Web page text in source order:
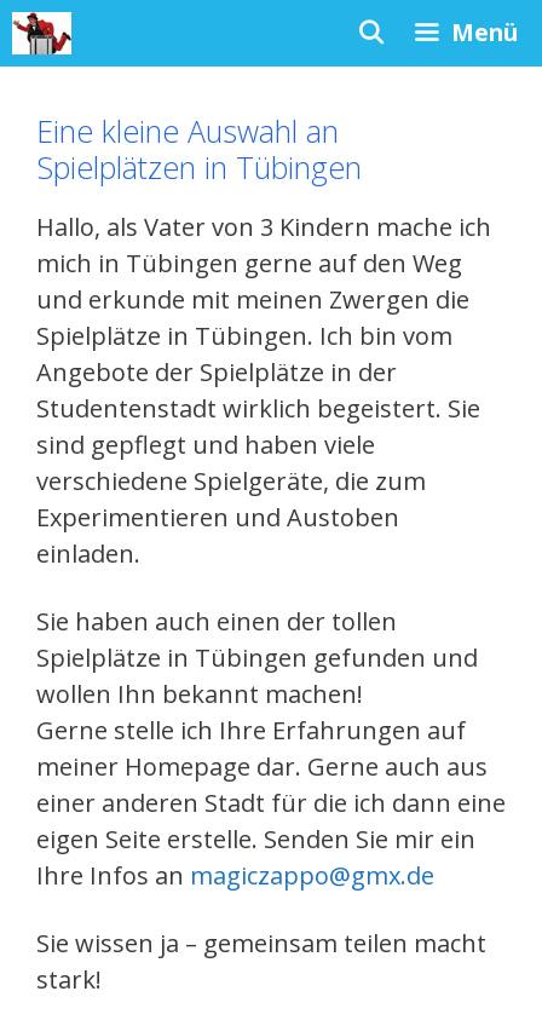
Zum
Inhalt
Menü
Eine kleine Auswahl an
Spielplätzen in Tübingen
Hallo, als Vater von 3 Kindern mache ich
mich in Tübingen gerne auf den Weg
und erkunde mit meinen Zwergen die
Spielplätze in Tübingen. Ich bin vom
Angebote der Spielplätze in der
Studentenstadt wirklich begeistert. Sie
sind gepflegt und haben viele
verschiedene Spielgeräte, die zum
Experimentieren und Austoben
einladen.
Sie haben auch einen der tollen
Spielplätze in Tübingen gefunden und
wollen Ihn bekannt machen!
Gerne stelle ich Ihre Erfahrungen auf
meiner Homepage dar. Gerne auch aus
einer anderen Stadt für die ich dann eine
eigen Seite erstelle. Senden Sie mir ein
Ihre Infos an magiczappo@gmx.de
Sie wissen ja – gemeinsam teilen macht
stark!